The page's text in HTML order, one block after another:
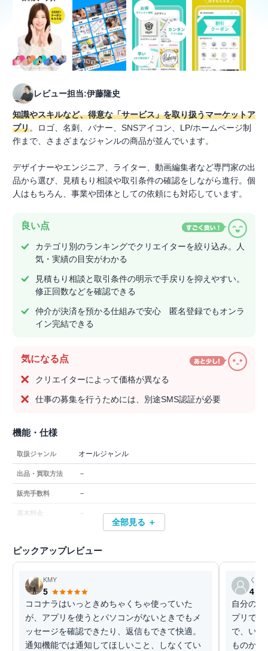
レビュー担当:伊藤隆史
知識やスキルなど、得意な「サービス」を取り扱うマーケットア
プリ。ロゴ、名刺、バナー、SNSアイコン、LP/ホームページ制
作まで、さまざまなジャンルの商品が並んでいます。
デザイナーやエンジニア、ライター、動画編集者など専門家の出
品から選び、見積もり相談や取引条件の確認をしながら進行。個
人はもちろん、事業や団体としての依頼にも対応しています。
良い点
カテゴリ別のランキングでクリエイターを絞り込み。人
気・実績の目安がわかる
見積もり相談と取引条件の明示で手戻りを抑えやすい。
修正回数などを確認できる
仲介が決済を預かる仕組みで安心 匿名登録でもオンラ
イン完結できる
気になる点
クリエイターによって価格が異なる
仕事の募集を行うためには、別途SMS認証が必要
機能・仕様
取扱ジャンル オールジャンル
出品・買取方法 －
販売手数料 －
基本料金 －
全部見る ＋
ピックアップレビュー
KMY
5
ココナラはいっときめちゃくちゃ使っていた
が、アプリを使うとパソコンがないときでもメ
ッセージを確認できたり、返信もできて快適。
通知機能では通知してほしいこと、しなくてい
くま
4
自分の
プリです
で、い
ものか